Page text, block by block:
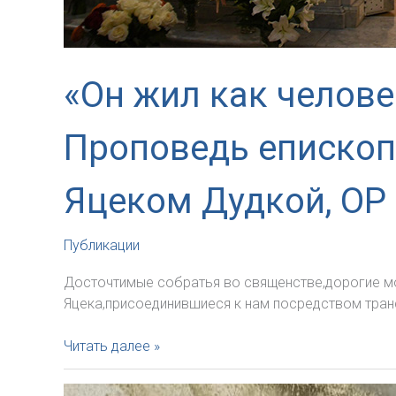
«Он жил как
Проповедь
Яцеком Дудкой, OP
Публикации
Досточтимые собратья во священстве,дорогие
Яцека,присоединившиеся к нам посредством
«Он
жил
как
Читать далее »